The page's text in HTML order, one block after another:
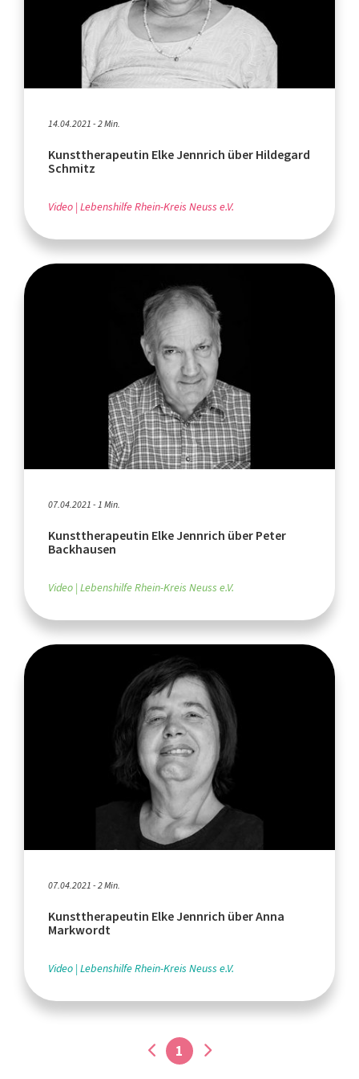
14.04.2021 - 2 Min.
Kunsttherapeutin Elke Jennrich über Hildegard
Schmitz
Video Lebenshilfe Rhein-Kreis Neuss e.V.
07.04.2021 - 1 Min.
Kunsttherapeutin Elke Jennrich über Peter
Backhausen
Video Lebenshilfe Rhein-Kreis Neuss e.V.
07.04.2021 - 2 Min.
Kunsttherapeutin Elke Jennrich über Anna
Markwordt
Video Lebenshilfe Rhein-Kreis Neuss e.V.
1